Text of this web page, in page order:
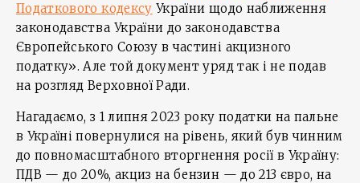
Податкового кодексу України щодо наближення
законодавства України до законодавства
Європейського Союзу в частині акцизного
податку». Але той документ уряд так і не подав
на розгляд Верховної Ради.
Нагадаємо, з 1 липня 2023 року податки на пальне
в Україні повернулися на рівень, який був чинним
до повномасштабного вторгнення росії в Україну:
ПДВ — до 20%, акциз на бензин — до 213 євро, на